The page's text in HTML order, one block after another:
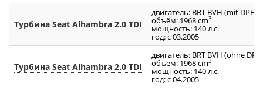
Турбина Seat Alhambra 2.0 TDI
двигатель: BRT BVH (mit DPF)
объём: 1968 cm3
мощность: 140 л.с.
год: с 03.2005
Турбина Seat Alhambra 2.0 TDI
двигатель: BRT BVH (ohne DPF)
объём: 1968 cm3
мощность: 140 л.с.
год: с 04.2005